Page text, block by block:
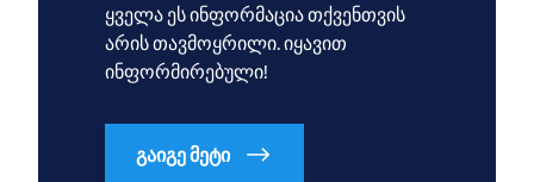
ყველა ეს ინფორმაცია თქვენთვის
არის თავმოყრილი. იყავით
ინფორმირებული!
გაიგე მეტი